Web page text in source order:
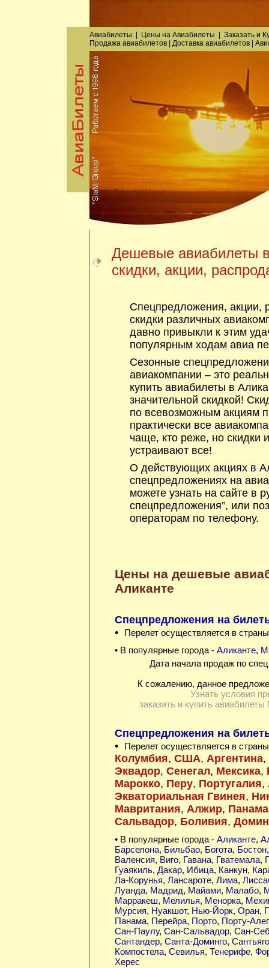
Авиабилеты Цены на Авиабилеты Заказатьи
Продажа авиабилетов| Доставка авиабилетов|
Дешевые авиабилеты
скидки, акции,
Спецпредложения, акции,
скидки различных
давно привыкли к этим
популярным ходам авиа
Сезонные
авиакомпании – это
купить авиабилеты в
значительной скидкой!
по всевозможным акциям
практически все
чаще, кто реже, но скидки
устраивают все!
О действующих акциях в
спецпредложениях на
можете узнать на сайте в
спецпредложения”, или
операторам по телефону.
Цены на дешевые
Аликанте
Спецпредложения на
•
Перелет осуществляется в
• В популярные города - Аликанте,
Дата начала продаж по
К сожалению, данное
Узнать условия
заказать и купить
Спецпредложения на
•
Перелет осуществляется в
Колумбия, США, Аргентина,
Эквадор, Сенегал, Мексика,
Марокко, Перу, Португалия,
Экваториальная Гвинея,
Мавритания, Алжир, Панама
Сальвадор, Боливия,
• В популярные города - Аликанте,
Барселона, Бильбао, Богота, Бостон
Валенсия, Виго, Гавана, Гватемала,
Гуаякиль, Дакар, Ибица, Канкун,
Ла-Корунья, Лансароте, Лима,
Луанда, Мадрид, Майами, Малабо,
Марракеш, Мелилья, Менорка,
Мурсия, Нуакшот, Нью-Йорк, Оран,
Панама, Перейра, Порто, Порту-
Сан-Паулу, Сан-Сальвадор, Сан-
Сантандер, Санта-Доминго, Сантьяго
Компостела, Севилья, Тенерифе,
Херес